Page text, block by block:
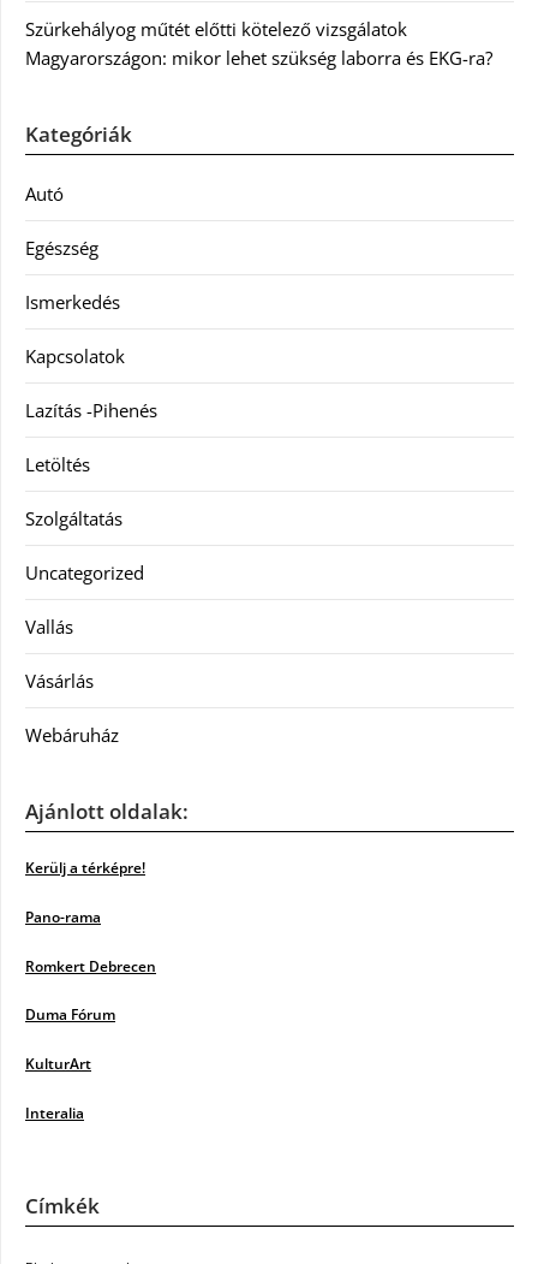
Szürkehályog műtét előtti kötelező vizsgálatok
Magyarországon: mikor lehet szükség laborra és EKG-ra?
Kategóriák
Autó
Egészség
Ismerkedés
Kapcsolatok
Lazítás -Pihenés
Letöltés
Szolgáltatás
Uncategorized
Vallás
Vásárlás
Webáruház
Ajánlott oldalak:
Kerülj a térképre!
Pano-rama
Romkert Debrecen
Duma Fórum
KulturArt
Interalia
Címkék